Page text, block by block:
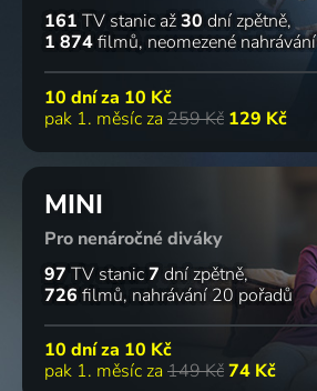
161 TV stanic až30 dní zpětně
1 874filmů neomezené nahrávání
10 dní za 10 Kč
pak 1. měsíc za 259 Kč 129 Kč
MINI
Pro nenáročné diváky
97 TV stanic7 dní zpětně
726 filmů nahrávání 20 pořadů
10 dní za 10 Kč
pak 1. měsíc za 149 Kč74 Kč